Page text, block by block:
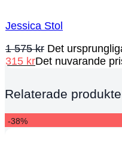
Jessica Stol
1 575kr Det
315 krDet nuvarande
Relaterade
-38%